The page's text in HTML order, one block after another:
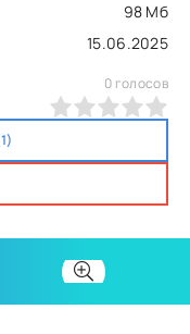
98 Мб
15.06.2025
0 голосов